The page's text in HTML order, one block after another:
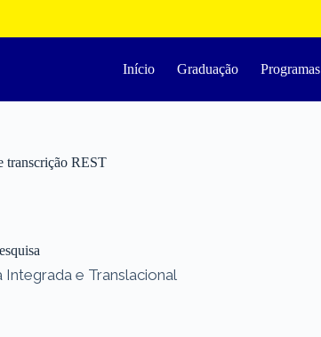
Início Graduação Programas
transcrição REST
Integrada e Translacional